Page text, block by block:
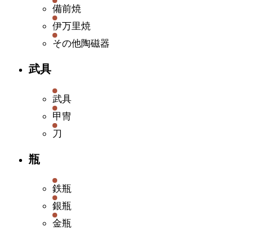
備前焼
伊万里焼
その他陶磁器
武具
武具
甲冑
刀
瓶
鉄瓶
銀瓶
金瓶